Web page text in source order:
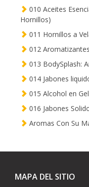
010 Aceites
Hornillos)
011 Hornillos a
012
013 BodySplash:
014 Jabones
015 Alcohol en Gel
016 Jabones
Aromas Con Su
MAPA DEL SITIO